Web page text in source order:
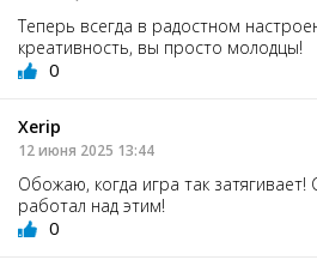
Теперь всегда в радостном
креативность, вы просто молодцы!
0
Xerip
12 июня 2025 13:44
Обожаю, когда игра так затягивает!
работал над этим!
0